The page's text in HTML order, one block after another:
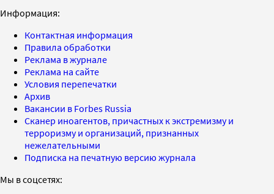
Информация:
Контактная информация
Правила обработки
Реклама в журнале
Реклама на сайте
Условия перепечатки
Архив
Вакансии в Forbes Russia
Сканер иноагентов, причастных к экстремизму и
терроризму и организаций, признанных
нежелательными
Подписка на печатную версию журнала
Мы в соцсетях: